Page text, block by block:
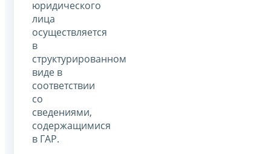
юридического
лица
осуществляется
в
структурированном
виде в
соответствии
со
сведениями,
содержащимися
в ГАР.